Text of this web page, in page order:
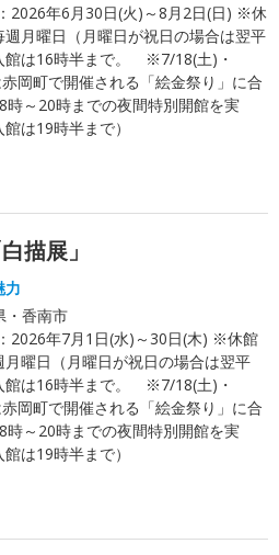
2026年6月30日(火)～8月2日(日) ※休
週月曜日（月曜日が祝日の場合は翌平
館は16時半まで。 ※7/18(土)・
岡町で開催される「絵金祭り」に合
時～20時までの夜間特別開館を実
は19時半まで）
描展」
力
・香南市
2026年7月1日(水)～30日(木) ※休館
月曜日（月曜日が祝日の場合は翌平
館は16時半まで。 ※7/18(土)・
岡町で開催される「絵金祭り」に合
時～20時までの夜間特別開館を実
は19時半まで）